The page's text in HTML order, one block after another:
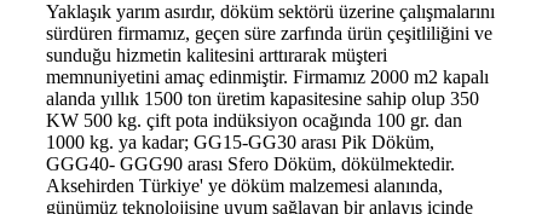
Yaklaşık yarım asırdır, döküm sektörü üzerine çalışmalarını
sürdüren firmamız, geçen süre zarfında ürün çeşitliliğini ve
sunduğu hizmetin kalitesini arttırarak müşteri
memnuniyetini amaç edinmiştir. Firmamız 2000 m2 kapalı
alanda yıllık 1500 ton üretim kapasitesine sahip olup 350
KW 500 kg. çift pota indüksiyon ocağında 100 gr. dan
1000 kg. ya kadar; GG15-GG30 arası Pik Döküm,
GGG40- GGG90 arası Sfero Döküm, dökülmektedir.
Aksehirden Türkiye' ye döküm malzemesi alanında,
günümüz teknolojisine uyum sağlayan bir anlayış içinde